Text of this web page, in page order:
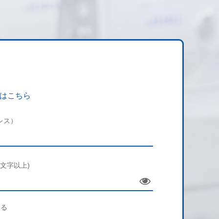
こちら
）
字以上)
Sho
w